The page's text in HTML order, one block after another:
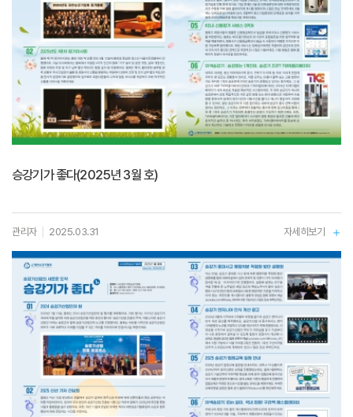
승강기가 좋다(2025년 3월 호)
관리자 2025.03.31 자세히보기